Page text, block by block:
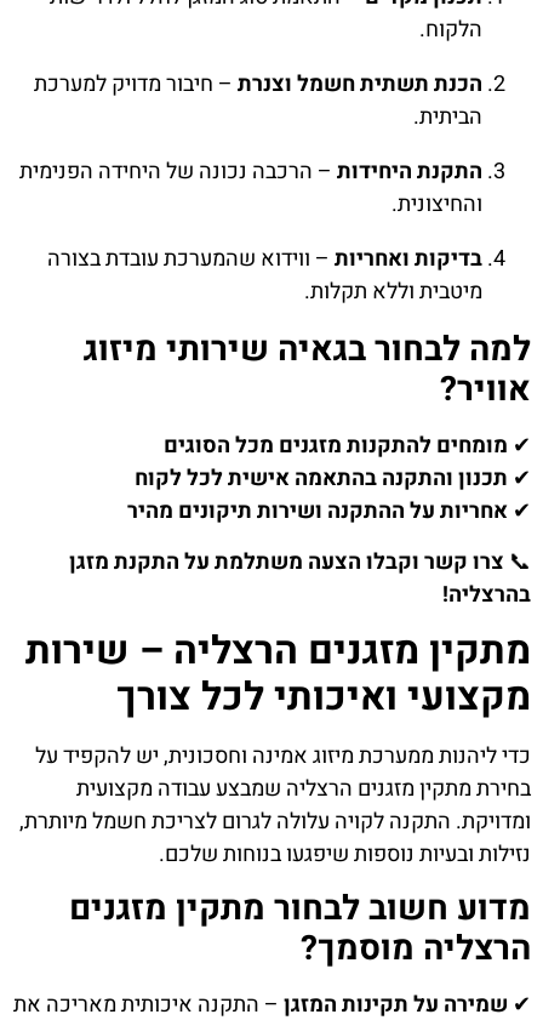
הלקוח.
הכנת תשתית חשמל וצנרת – חיבור מדויק למערכת
הביתית.
התקנת היחידות – הרכבה נכונה של היחידה הפנימית
והחיצונית.
בדיקות ואחריות – ווידוא שהמערכת עובדת בצורה
מיטבית וללא תקלות.
למה לבחור בגאיה שירותי מיזוג
אוויר?
✔ מומחים להתקנות מזגנים מכל הסוגים
✔ תכנון והתקנה בהתאמה אישית לכל לקוח
✔ אחריות על ההתקנה ושירות תיקונים מהיר
📞 צרו קשר וקבלו הצעה משתלמת על התקנת מזגן
בהרצליה!
מתקין מזגנים הרצליה – שירות
מקצועי ואיכותי לכל צורך
כדי ליהנות ממערכת מיזוג אמינה וחסכונית, יש להקפיד על
בחירת מתקין מזגנים הרצליה שמבצע עבודה מקצועית
ומדויקת. התקנה לקויה עלולה לגרום לצריכת חשמל מיותרת,
נזילות ובעיות נוספות שיפגעו בנוחות שלכם.
מדוע חשוב לבחור מתקין מזגנים
הרצליה מוסמך?
✔ שמירה על תקינות המזגן – התקנה איכותית מאריכה את